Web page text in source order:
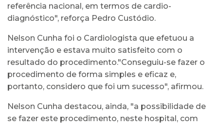
referência nacional, em termos de cardio-
diagnóstico", reforça Pedro Custódio.
Nelson Cunha foi o Cardiologista que efetuou a
intervenção e estava muito satisfeito com o
resultado do procedimento."Conseguiu-se fazer o
procedimento de forma simples e eficaz e,
portanto, considero que foi um sucesso", afirmou.
Nelson Cunha destacou, ainda, "a possibilidade de
se fazer este procedimento, neste hospital, com